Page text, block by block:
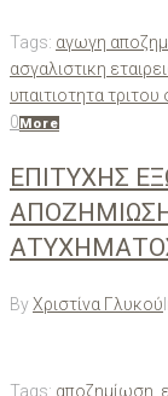
Tags: αγωγη
ασγαλιστικη
υπαιτιοτητα
0 More
ΕΠΙΤΥΧΗΣ
ByΧριστίνα Γλυκού
Tags: αποζημίωση